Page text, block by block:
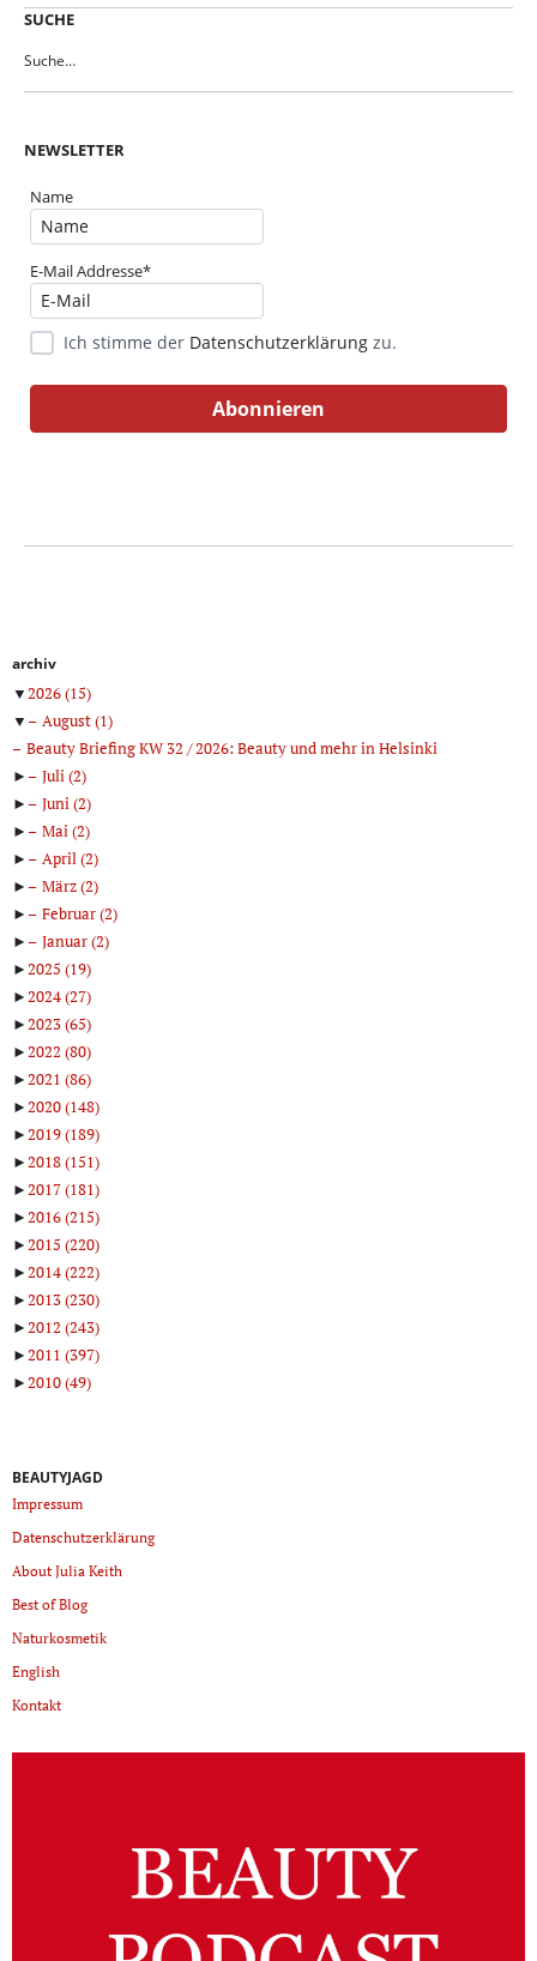
SUCHE
NEWSLETTER
Name
E-Mail Addresse*
Ich stimme der Datenschutzerklärung zu.
archiv
▼2026(15)
▼
August(1)
Beauty Briefing KW 32 / 2026: Beauty und mehr in Helsinki
►
Juli(2)
►
Juni(2)
►
Mai(2)
►
April(2)
►
März(2)
►
Februar(2)
►
Januar(2)
►2025 (19)
►2024(27)
►2023(65)
►2022 (80)
►2021 (86)
►2020(148)
►2019(189)
►2018(151)
►2017(181)
►2016(215)
►2015 (220)
►2014(222)
►2013(230)
►2012 (243)
►2011 (397)
►2010(49)
BEAUTYJAGD
Impressum
Datenschutzerklärung
About Julia Keith
Best of Blog
Naturkosmetik
English
Kontakt